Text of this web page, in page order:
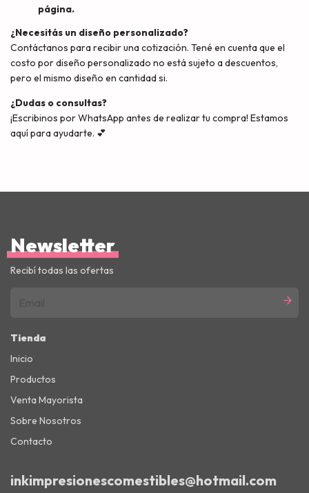
página.
¿Necesitás un diseño personalizado?
Contáctanos para recibir una cotización. Tené en cuenta que el
costo por diseño personalizado no está sujeto a descuentos,
pero el mismo diseño en cantidad si.
¿Dudas o consultas?
¡Escribinos por WhatsApp antes de realizar tu compra! Estamos
aquí para ayudarte. 💕
Newsletter
Recibí todas las ofertas
Tienda
Inicio
Productos
Venta Mayorista
Sobre Nosotros
Contacto
inkimpresionescomestibles@hotmail.com